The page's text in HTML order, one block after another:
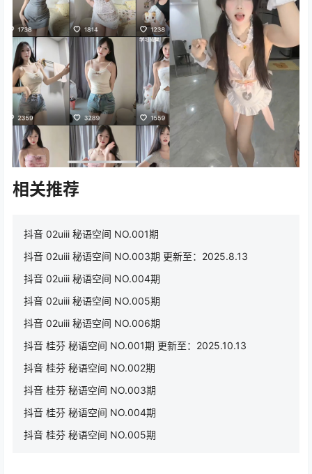
相关推荐
抖音 02uiii 秘语空间 NO.001期
抖音 02uiii 秘语空间 NO.003期 更新至：2025.8.13
抖音 02uiii 秘语空间 NO.004期
抖音 02uiii 秘语空间 NO.005期
抖音 02uiii 秘语空间 NO.006期
抖音 桂芬 秘语空间 NO.001期 更新至：2025.10.13
抖音 桂芬 秘语空间 NO.002期
抖音 桂芬 秘语空间 NO.003期
抖音 桂芬 秘语空间 NO.004期
抖音 桂芬 秘语空间 NO.005期